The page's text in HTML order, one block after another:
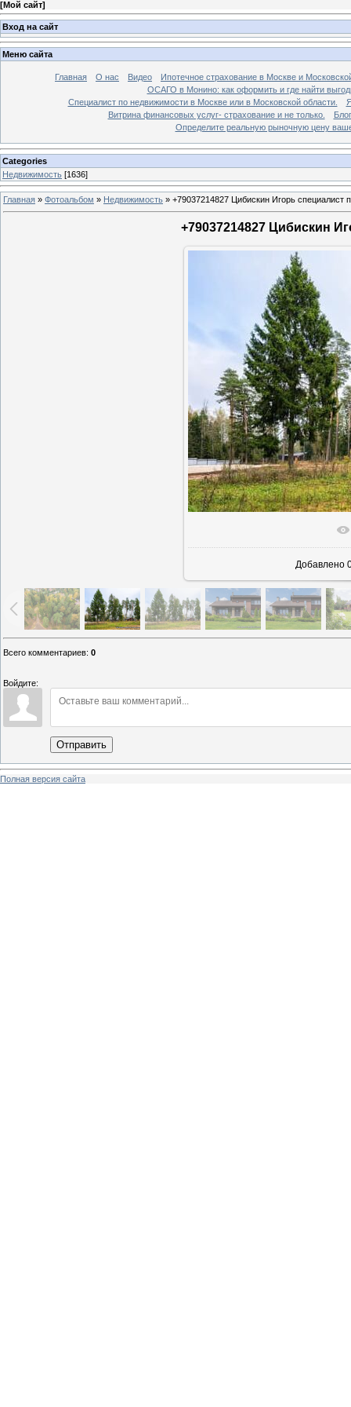
[Мой сайт]
Вход на сайт
Меню сайта
Главная О нас Видео
Ипотечное страхование в Москве и
ОСАГО в Монино: как оформить и где найти
Специалист по недвижимости в Москве или в Московской области.
Витрина финансовых услуг- страхование и не только.
Блог
Определите реальную рыночную цену
Categories
Недвижимость [1636]
Главная » Фотоальбом » Недвижимость » +79037214827 Цибискин Игорь специалист
+79037214827 Цибискин
В
Добавлено
Всего комментариев: 0
Войдите:
Отправить
Полная версия сайта